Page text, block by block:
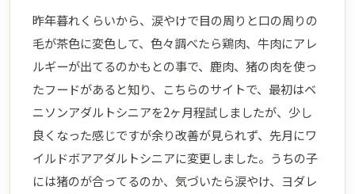
昨年暮れくらいから、涙やけで目の周りと口の周りの
毛が茶色に変色して、色々調べたら鶏肉、牛肉にアレ
ルギーが出てるのかもとの事で、鹿肉、猪の肉を使っ
たフードがあると知り、こちらのサイトで、最初はベ
ニソンアダルトシニアを2ヶ月程試しましたが、少し
良くなった感じですが余り改善が見られず、先月にワ
イルドボアアダルトシニアに変更しました。うちの子
には猪のが合ってるのか、気づいたら涙やけ、ヨダレ